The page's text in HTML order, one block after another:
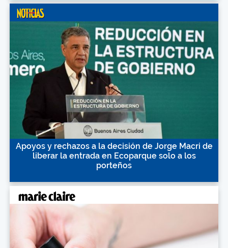
Apoyos y rechazos a la decisión de Jorge Macri de
liberar la entrada en Ecoparque solo a los
porteños